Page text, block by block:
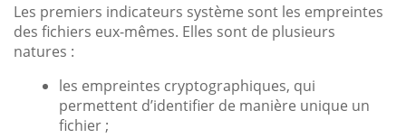
Les premiers indicateurs système sont les empreintes
des fichiers eux-mêmes. Elles sont de plusieurs
natures :
les empreintes cryptographiques, qui
permettent d’identifier de manière unique un
fichier ;